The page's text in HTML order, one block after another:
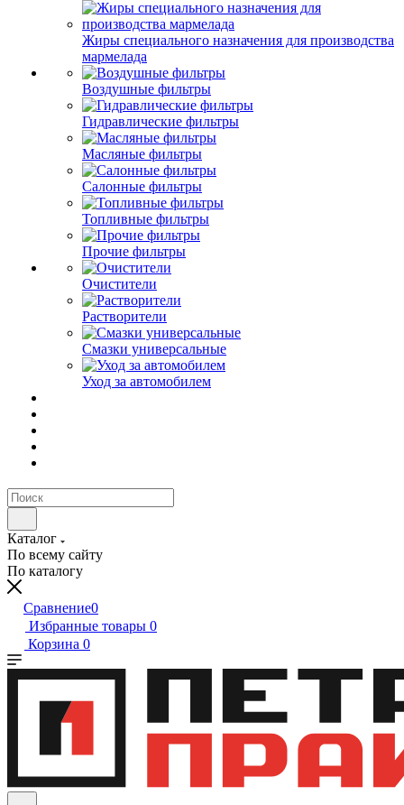
Жиры специального назначения для производства
мармелада
Воздушные фильтры
Гидравлические фильтры
Масляные фильтры
Салонные фильтры
Топливные фильтры
Прочие фильтры
Очистители
Растворители
Смазки универсальные
Уход за автомобилем
Каталог
По всему сайту
По каталогу
Сравнение0
Избранные товары 0
Корзина 0